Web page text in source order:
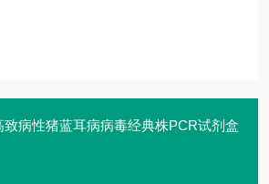
致病性猪蓝耳病病毒经典株PCR试剂盒